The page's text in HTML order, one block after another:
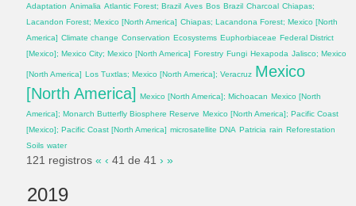
Adaptation Animalia Atlantic Forest; Brazil Aves Bos Brazil Charcoal Chiapas;
Lacandon Forest; Mexico [North America] Chiapas; Lacandona Forest; Mexico [North
America] Climate change Conservation Ecosystems Euphorbiaceae Federal District
[Mexico]; Mexico City; Mexico [North America] Forestry Fungi Hexapoda Jalisco; Mexico
[North America] Los Tuxtlas; Mexico [North America]; Veracruz Mexico
[North America] Mexico [North America]; Michoacan Mexico [North
America]; Monarch Butterfly Biosphere Reserve Mexico [North America]; Pacific Coast
[Mexico]; Pacific Coast [North America] microsatellite DNA Patricia rain Reforestation
Soils water
121 registros « ‹ 41 de 41 › »
2019